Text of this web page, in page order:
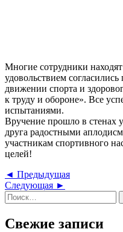
Многие сотрудники
удовольствием
движении спорта и
к труду и обороне». Все
испытаниями.
Вручение прошло в стенах
друга радостными
участникам спортивного
целей!
Навигация
по
записям
◄ ПредыдущаяПредыдущая
Следующая ►
Найти:
Свежие записи